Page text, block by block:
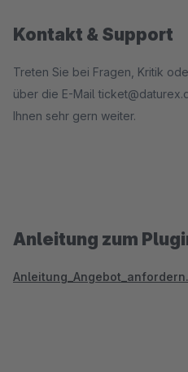
Kontakt & Support
Treten Sie bei Fragen, Kritik
über die E-Mail
Ihnen sehr gern weiter.
Anleitung zum